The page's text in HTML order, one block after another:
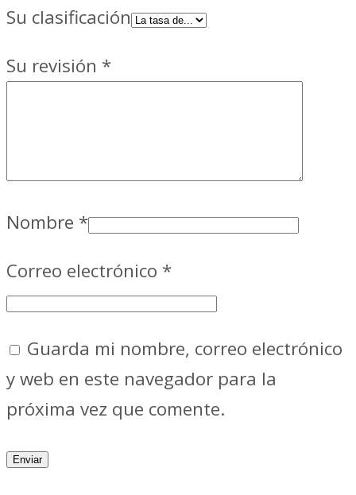
Su clasificación
Su revisión *
Nombre *
Correo electrónico *
Guarda mi nombre, correo electrónico
y web en este navegador para la
próxima vez que comente.